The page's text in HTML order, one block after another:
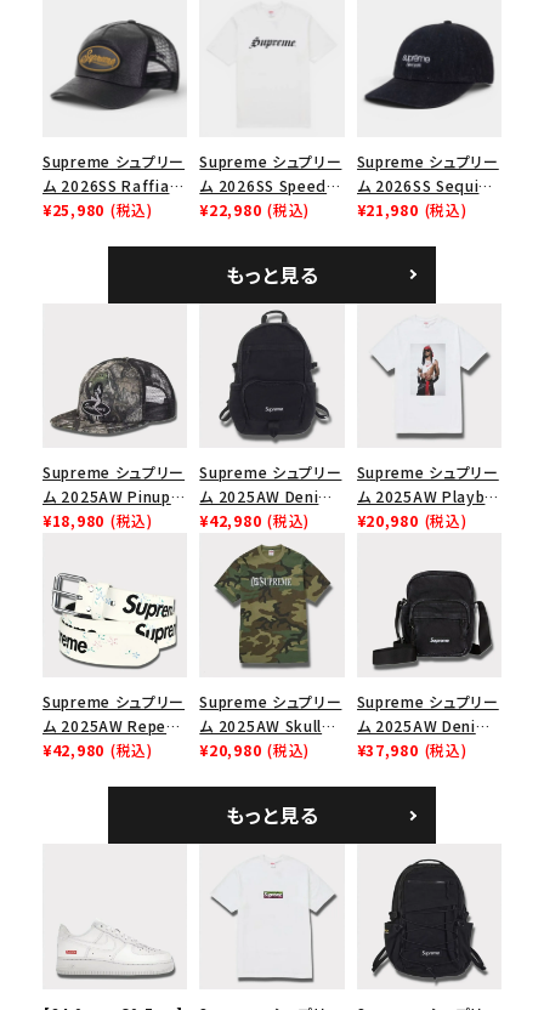
価格から探す
円
絞り込んで検索する
ノツイル キャンプキャ
ップ ブラック
Supreme シュプリー
ム 2026SS Raffia
Mesh Back 5-Panel
¥25,980 (税込)
Supreme シュプリー
ム 2026SS Speed
Tee スピードTシャツ
¥22,980 (税込)
Supreme シュプリー
ム 2026SS Sequin
Denim Classic
シックロゴ 6パネルキ
ャップ ブラック
¥21,980 (税込)
もっと見る
Supreme シュプリー
ム 2025AW Pinup
Mesh Back 5-Panel
ュバック 5パネルキャ
ップ トゥルーティン
バーHTC フォールカ
¥18,980 (税込)
Supreme シュプリー
ム 2025AW Denim
Backpack デニム バ
ックパック ブラック
¥42,980 (税込)
Supreme シュプリー
ム 2025AW Playboi
Carti Tee プレイボ
¥20,980 (税込)
Supreme シュプリー
ム 2025AW Repeat
Leather Belt リピー
¥42,980 (税込)
Supreme シュプリー
ム 2025AW Skull
Tee スカル Tシャ
¥20,980 (税込)
Supreme シュプリー
ム 2025AW Denim
Shoulder Bag デニ
¥37,980 (税込)
もっと見る